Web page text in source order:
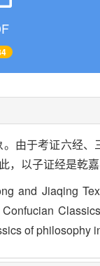
由于考证六经
，以子证经是乾
and Jiaqing
of